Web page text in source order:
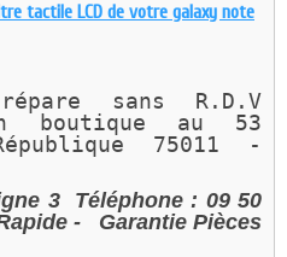
tactile LCD de votre galaxy note
répare sans R.D.V
boutique au 53
75011 -
3
Téléphone : 09 50
-
Garantie Pièces